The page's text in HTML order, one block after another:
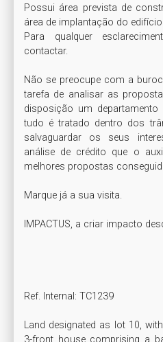
Possui área prevista de
área de implantação do
Para qualquer
contactar.
Não se preocupe com a
tarefa de analisar as
disposição um
tudo é tratado dentro dos
salvaguardar os seus
análise de crédito que o
melhores propostas
Marque já a sua visita.
IMPACTUS, a criar impacto
Ref. Internal: TC1239
Land designated as lot 10,
3-front house comprising a